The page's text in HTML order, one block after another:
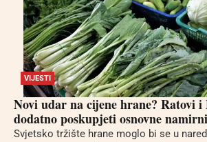
VIJESTI
Novi udar na cijene hrane? Ratovi
dodatno poskupjeti osnovne
Svjetsko tržište hrane moglo bi se u